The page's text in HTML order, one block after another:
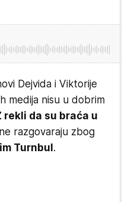
Dejvida i Viktorije
medija nisu u dobrim
rekli da su braća u
razgovaraju zbog
Turnbul .